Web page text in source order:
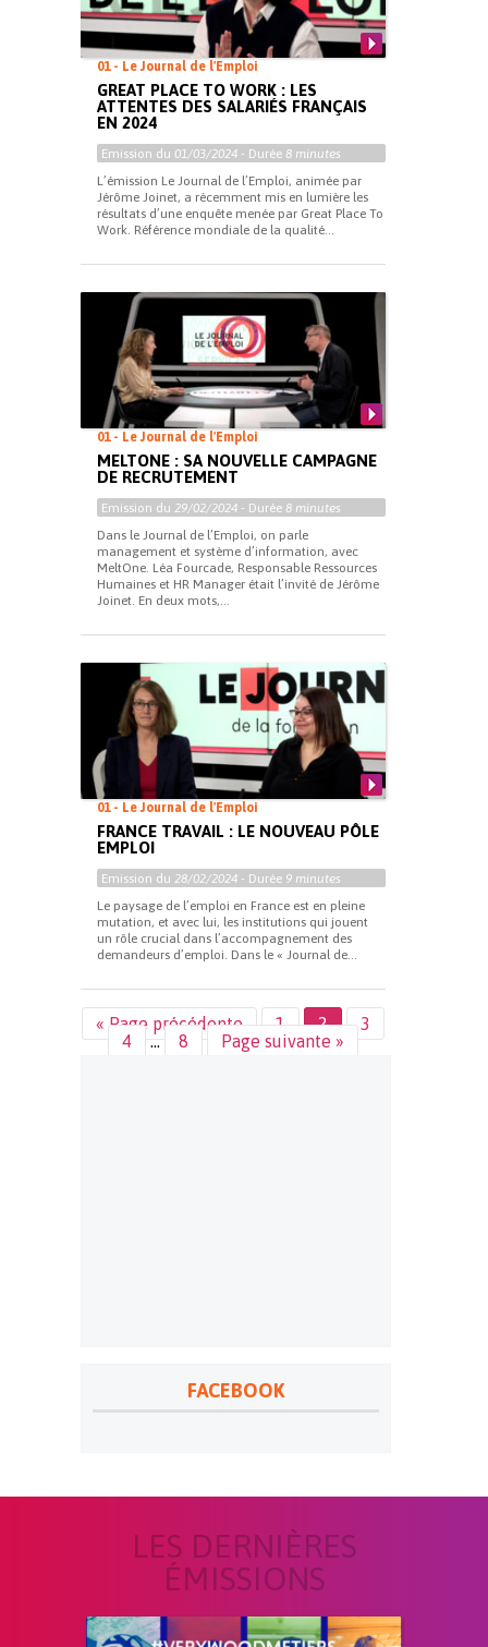
01 - Le Journal de l'Emploi
GREAT PLACE TO WORK : LES
ATTENTES DES SALARIÉS FRANÇAIS
EN 2024
Emission du 01/03/2024 - Durée 8 minutes
L’émission Le Journal de l’Emploi, animée par
Jérôme Joinet, a récemment mis en lumière les
résultats d’une enquête menée par Great Place To
Work. Référence mondiale de la qualité...
01 - Le Journal de l'Emploi
MELTONE : SA NOUVELLE CAMPAGNE
DE RECRUTEMENT
Emission du 29/02/2024 - Durée 8 minutes
Dans le Journal de l’Emploi, on parle
management et système d’information, avec
MeltOne. Léa Fourcade, Responsable Ressources
Humaines et HR Manager était l’invité de Jérôme
Joinet. En deux mots,...
01 - Le Journal de l'Emploi
FRANCE TRAVAIL : LE NOUVEAU PÔLE
EMPLOI
Emission du 28/02/2024 - Durée 9 minutes
Le paysage de l’emploi en France est en pleine
mutation, et avec lui, les institutions qui jouent
un rôle crucial dans l’accompagnement des
demandeurs d’emploi. Dans le « Journal de...
« Page précédente 1 2
3
4
… 8 Page suivante »
FACEBOOK
LES DERNIÈRES
ÉMISSIONS